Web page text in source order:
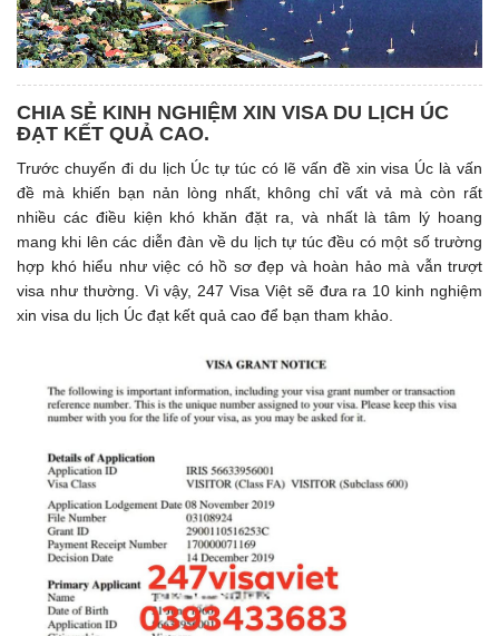
CHIA SẺ KINH NGHIỆM XIN VISA DU LỊCH ÚC
ĐẠT KẾT QUẢ CAO.
Trước chuyến đi du lịch Úc tự túc có lẽ vấn đề xin visa Úc là vấn
đề mà khiến bạn nản lòng nhất, không chỉ vất vả mà còn rất
nhiều các điều kiện khó khăn đặt ra, và nhất là tâm lý hoang
mang khi lên các diễn đàn về du lịch tự túc đều có một số trường
hợp khó hiểu như việc có hồ sơ đẹp và hoàn hảo mà vẫn trượt
visa như thường. Vì vậy, 247 Visa Việt sẽ đưa ra 10 kinh nghiệm
xin visa du lịch Úc đạt kết quả cao để bạn tham khảo.